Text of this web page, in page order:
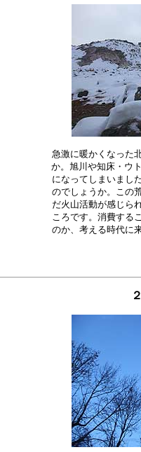
急激に暖かくなった
か。旭川や知床・ウ
になってしまいまし
のでしょうか。この
だ火山活動が感じら
ころです。消費する